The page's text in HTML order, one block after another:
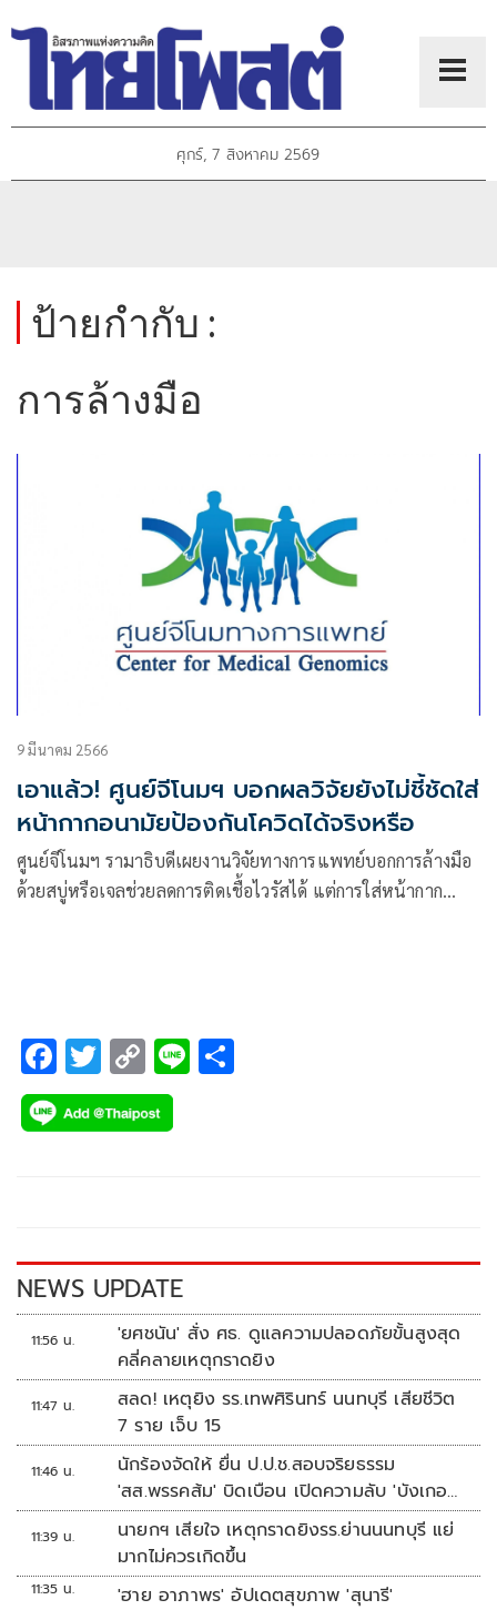
ศุกร์, 7 สิงหาคม 2569
ป้ายกำกับ :
การล้างมือ
9 มีนาคม 2566
เอาแล้ว! ศูนย์จีโนมฯ บอกผลวิจัยยังไม่ชี้ชัดใส่
หน้ากากอนามัยป้องกันโควิดได้จริงหรือ
ศูนย์จีโนมฯ รามาธิบดีเผยงานวิจัยทางการแพทย์บอกการล้างมือ
ด้วยสบู่หรือเจลช่วยลดการติดเชื้อไวรัสได้ แต่การใส่หน้ากาก
F
ac
e
k
T
wi
tt
C
o
p
k
Li
NEWS UPDATE
11:56 น.
'ยศชนัน' สั่ง ศธ. ดูแลความปลอดภัยขั้นสูงสุด
คลี่คลายเหตุกราดยิง
11:47 น.
สลด! เหตุยิง รร.เทพศิรินทร์ นนทบุรี เสียชีวิต
7 ราย เจ็บ 15
11:46 น.
นักร้องจัดให้ ยื่น ป.ป.ช.สอบจริยธรรม
'สส.พรรคส้ม' บิดเบือน เปิดความลับ 'บังเกอร์
ทหาร'
11:39 น.
นายกฯ เสียใจ เหตุกราดยิงรร.ย่านนนทบุรี แย่
มากไม่ควรเกิดขึ้น
11:35 น. 'ฮาย อาภาพร' อัปเดตสุขภาพ 'สุนารี'